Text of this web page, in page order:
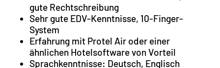
gute Rechtschreibung
Sehr gute EDV-Kenntnisse, 10-Finger-
System
Erfahrung mit Protel Air oder einer
ähnlichen Hotelsoftware von Vorteil
Sprachkenntnisse: Deutsch, Englisch